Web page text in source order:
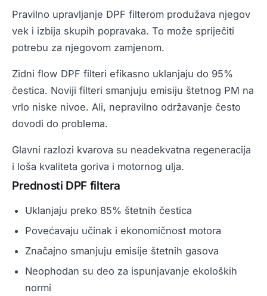
Pravilno upravljanje DPF filterom produžava njegov
vek i izbija skupih popravaka. To može spriječiti
potrebu za njegovom zamjenom.
Zidni flow DPF filteri efikasno uklanjaju do 95%
čestica. Noviji filteri smanjuju emisiju štetnog PM na
vrlo niske nivoe. Ali, nepravilno održavanje često
dovodi do problema.
Glavni razlozi kvarova su neadekvatna regeneracija
i loša kvaliteta goriva i motornog ulja.
Prednosti DPF filtera
Uklanjaju preko 85% štetnih čestica
Povećavaju učinak i ekonomičnost motora
Značajno smanjuju emisije štetnih gasova
Neophodan su deo za ispunjavanje ekoloških
normi